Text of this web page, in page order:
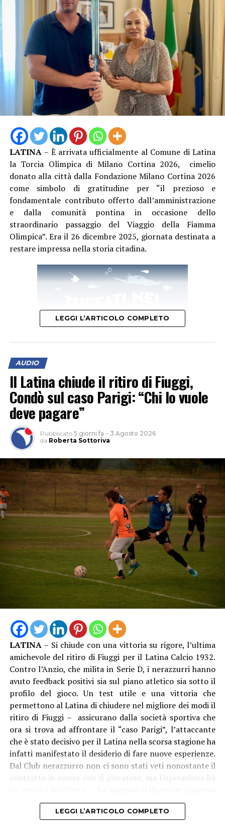
Nel 2025 Alessandro ha inoltre conseguito laqualifica
federale di Allenatore, che gli consente di guidare
formazioni d’Eccellenza e squadre senior fino alla Serie
B Nazionale, un ulteriore tassello nel suo percorso di
crescita tecnica.
Una crescita costante che oggi la società sceglie di
mettere nuovamente al servizio del proprio settore
giovanile, con la convinzione che investire nelle persone
significhi investire nel futuro del club.
LATINA– È arrivata ufficialmente al Comune di Latina
la Torcia Olimpica di Milano Cortina 2026, cimelio
donato alla città dalla Fondazione Milano Cortina 2026
come simbolo di gratitudine per “il prezioso e
fondamentale contributo offerto dall’amministrazione
e dalla comunità pontina in occasione dello
straordinario passaggio del Viaggio della Fiamma
Olimpica”. Era il 26 dicembre 2025, giornata destinata a
restare impressa nella storia citadina.
“Accogliere ed esporre oggi una Torcia Olimpica –
afferma il sindaco Matilde Celentano – nella casa
comunale è motivo di immenso orgoglio per tutta la
nostra comunità. Desidero rivolgere un sentito
ringraziamento alla Fondazione Milano Cortina 2026 e
all’amministratore delegato Andrea Varnier per questo
dono preziosissimo, che custodiremo come patrimonio
collettivo e che troverà una collocazione di rilievo, come
richiesto, all’interno del patrimonio della città. Questa
torcia non rappresenta soltanto un oggetto di
straordinario valore simbolico, ma racchiude la passione,
l’energia e lo spirito di coesione che la città di Latina ha
saputo esprimere lo scorso 26 dicembre, suscitando
l’apprezzamento della Fondazione Milano Cortina 2026,
che ha voluto congratularsi con la comunità e
ringraziarla con questo significativo omaggio. È il segno
tangibile di una città capace di unirsi, di accogliere
grandi eventi e di proiettarsi con entusiasmo verso i
“La consegna della Torcia Olimpica – aggiunge
l’assessore allo Sport Andrea Chiarato – rappresenta il
durato mesi, che ha visto il contributo appassionato e
fondamentale di centinaia di persone: dagli uffici
LEGGI L’ARTICOLO COMPLETO
AUDIO
Il Latina chiude il ritiro di Fiuggi,
Condò sul caso Parigi: “Chi lo vuole
deve pagare”
Pubblicato 5 giorni fa – 3 Agosto 2026
da Roberta Sottoriva
LATINA– Si chiude con una vittoria su rigore, l’ultima
amichevole del ritiro di Fiuggi per il Latina Calcio 1932.
Contro l’Anzio, che milita in Serie D, i nerazzurri hanno
avuto feedback positivi sia sul piano atletico sia sotto il
profilo del gioco. Un test utile e una vittoria che
permettono al Latina di chiudere nel migliore dei modi il
ritiro di Fiuggi – assicurano dalla società sportiva che
ora si trova ad affrontare il “caso Parigi”, l’attaccante
che è stato decisivo per il Latina nella scorsa stagione ha
infatti manifestato il desiderio di fare nuove esperienze.
Dal Club nerazzurro non ci sono stati veti nonostante il
contratto in essere con il giocatore, ma l’operazione ha
Condò – dovranno arrivare entro il 15 agosto.
LEGGI L’ARTICOLO COMPLETO